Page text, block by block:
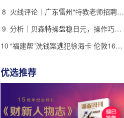
8
火线评论｜广东雷州“特教老师招聘违规”很雷，仍有诸多疑点
9
分析｜贝森特操盘稳日元，操作巧思能否撬动美日货币基本面
10
“福建帮”洗钱案逃犯徐海卡 伦敦16套房拟被英国没收(含视频)
优选推荐